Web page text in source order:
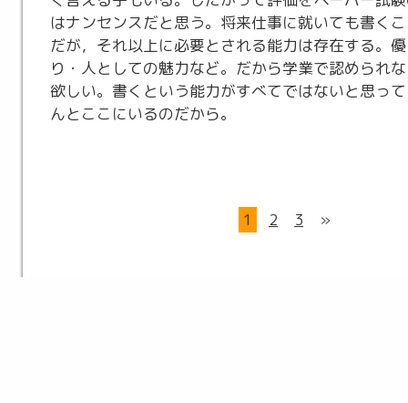
はナンセンスだと思う。将来仕事に就いても書く
だが，それ以上に必要とされる能力は存在する。
り・人としての魅力など。だから学業で認められ
欲しい。書くという能力がすべてではないと思っ
んとここにいるのだから。
1 2 3 »